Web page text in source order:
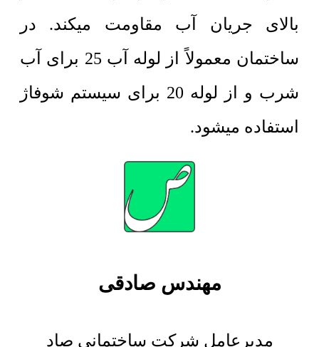
بالای جریان آب مقاومت میکند. در
ساختمان معمولاً از لوله آب 25 برای آب
شرب و از لوله 20 برای سیستم شوفاژ
استفاده میشود.
مهندس صادقی
مدیرعامل شرکت ساختمانی صاد